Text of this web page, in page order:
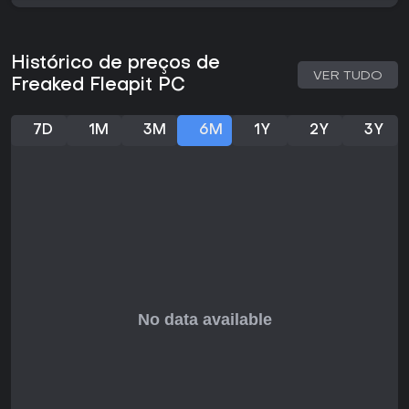
No entanto, pode não agradar quem busca estratégia pura
ou multiplayer. Com feedback inicial positivo, é uma ótima
escolha para fãs de aventuras indie no PC.
Histórico de preços de
Freaked Fleapit PC
VER TUDO
7D 1M 3M 6M 1Y 2Y 3Y